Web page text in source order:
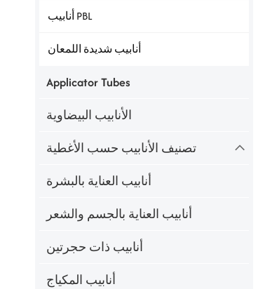
أنابيب PBL
أنابيب شديدة اللمعان
Applicator Tubes
الأنابيب البيضاوية
تصنيف الأنابيب حسب الأغطية
أنابيب العناية بالبشرة
أنابيب العناية بالجسم والشعر
أنابيب ذات حجرتين
أنابيب المكياج